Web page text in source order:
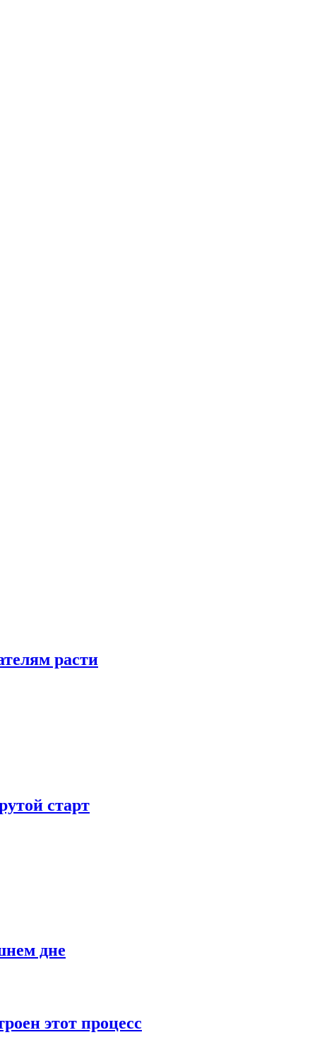
расти
старт
дне
этот процесс